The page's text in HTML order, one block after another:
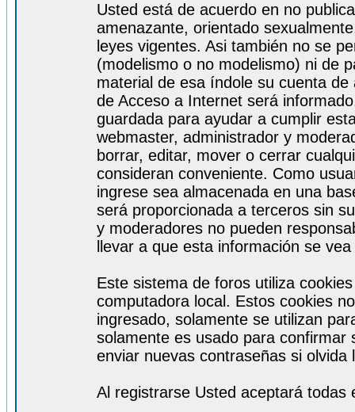
Usted está de acuerdo en no
amenazante, orientado
leyes vigentes. Asi también no se
(modelismo o no modelismo) ni de
material de esa índole su cuenta
de Acceso a Internet será
guardada para ayudar a cumplir
webmaster, administrador y
borrar, editar, mover o cerrar
consideran conveniente. Como
ingrese sea almacenada en una
será proporcionada a terceros sin
y moderadores no pueden
llevar a que esta información se
Este sistema de foros utiliza
computadora local. Estos cookies
ingresado, solamente se utilizan
solamente es usado para
enviar nuevas contraseñas si olvida
Al registrarse Usted aceptará todas